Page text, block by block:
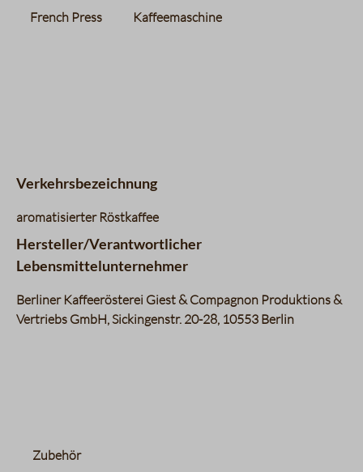
French Press Kaffeemaschine
Verkehrsbezeichnung
aromatisierter Röstkaffee
Hersteller/Verantwortlicher
Lebensmittelunternehmer
Berliner Kaffeerösterei Giest & Compagnon Produktions &
Vertriebs GmbH, Sickingenstr. 20-28, 10553 Berlin
Produktgalerie überspringen
Zubehör